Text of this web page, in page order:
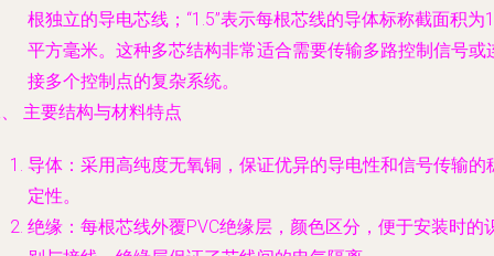
根独立的导电芯线；“1.5”表示每根芯线的导体标称截面积为
平方毫米。这种多芯结构非常适合需要传输多路控制信号或
接多个控制点的复杂系统。
主要结构与材料特点
导体 ：采用高纯度无氧铜，保证优异的导电性和信号传输的
定性。
绝缘 ：每根芯线外覆PVC绝缘层，颜色区分，便于安装时的